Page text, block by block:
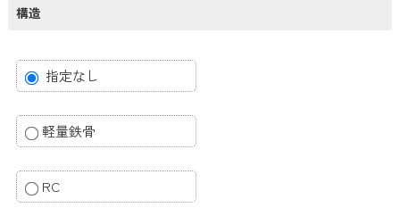
構造
指定なし
軽量鉄骨
RC